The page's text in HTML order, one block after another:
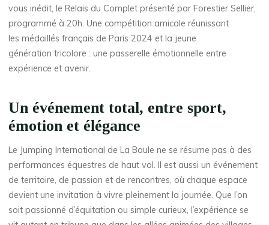
vous inédit, le Relais du Complet présenté par Forestier Sellier,
programmé à 20h. Une compétition amicale réunissant
les médaillés français de Paris 2024 et la jeune
génération tricolore : une passerelle émotionnelle entre
expérience et avenir.
Un événement total, entre sport,
émotion et élégance
Le Jumping International de La Baule ne se résume pas à des
performances équestres de haut vol. Il est aussi un événement
de territoire, de passion et de rencontres, où chaque espace
devient une invitation à vivre pleinement la journée. Que l’on
soit passionné d’équitation ou simple curieux, l’expérience se